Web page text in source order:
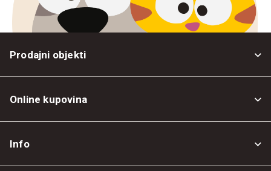
Prodajni objekti
Online kupovina
Info